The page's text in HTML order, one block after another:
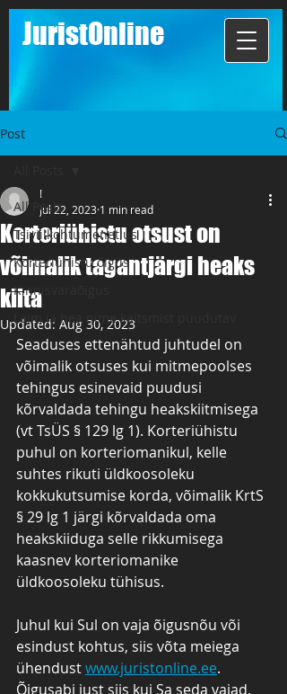
JuristOnline
Post
All Posts
Tsiviilkohtumenetlus
Korteriühistu õigus
Kinnisvaraõigus
Laim ja hea nime kaitsmist puudutav
Korteriühistu otsust on
võimalik tagantjärgi heaks
kiita
!
Jul 22, 2023 1 min read
Updated: Aug 30, 2023
Seaduses ettenähtud juhtudel on
võimalik otsuses kui mitmepoolses
tehingus esinevaid puudusi
kõrvaldada tehingu heakskiitmisega
(vt TsÜS § 129 lg 1). Korteriühistu
puhul on korteriomanikul, kelle
suhtes rikuti üldkoosoleku
kokkukutsumise korda, võimalik KrtS
§ 29 lg 1 järgi kõrvaldada oma
heakskiiduga selle rikkumisega
kaasnev korteriomanike
üldkoosoleku tühisus.
Juhul kui Sul on vaja õigusnõu või
esindust kohtus, siis võta meiega
ühendust www.juristonline.ee.
Õigusabi just siis kui Sa seda vajad.